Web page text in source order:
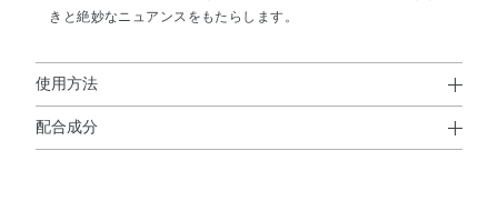
きと絶妙なニュアンスをもたらします。
使用方法
使用方法
配合成分